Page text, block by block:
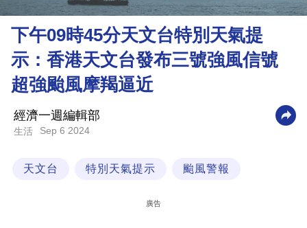
理
財
商
業
科
技
場
下午09時45分天文台特別天氣提
示：香港天文台發布三號強風信號
超強颱風摩羯逼近
經濟一週編輯部
生活 Sep 6 2024
天文台 特別天氣提示 颱風警報
廣告